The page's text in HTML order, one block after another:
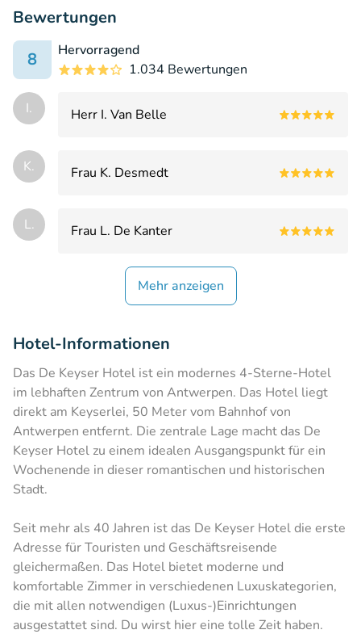
Bewertungen
8
Hervorragend
1.034 Bewertungen
I. Herr I. Van Belle
K. Frau K. Desmedt
L. Frau L. De Kanter
Mehr anzeigen
Hotel-Informationen
Das De Keyser Hotel ist ein modernes 4-Sterne-Hotel
im lebhaften Zentrum von Antwerpen. Das Hotel liegt
direkt am Keyserlei, 50 Meter vom Bahnhof von
Antwerpen entfernt. Die zentrale Lage macht das De
Keyser Hotel zu einem idealen Ausgangspunkt für ein
Wochenende in dieser romantischen und historischen
Stadt.
Seit mehr als 40 Jahren ist das De Keyser Hotel die erste
Adresse für Touristen und Geschäftsreisende
gleichermaßen. Das Hotel bietet moderne und
komfortable Zimmer in verschiedenen Luxuskategorien,
die mit allen notwendigen (Luxus-)Einrichtungen
ausgestattet sind. Du wirst hier eine tolle Zeit haben.